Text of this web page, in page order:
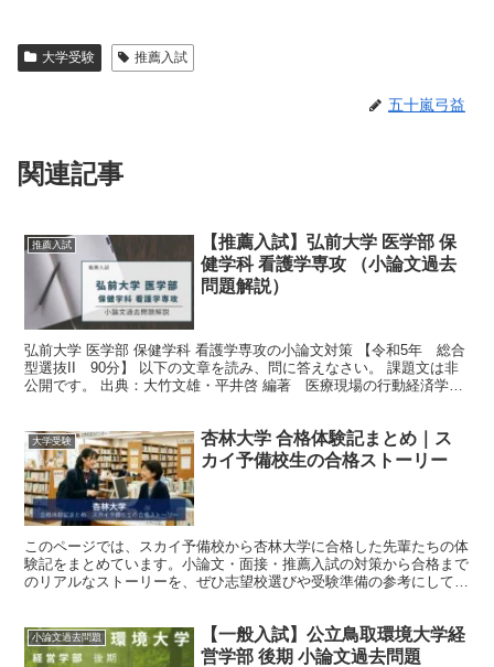
大学受験 推薦入試
五十嵐弓益
関連記事
推薦入試
【推薦入試】弘前大学 医学部 保
健学科 看護学専攻 （小論文過去
問題解説）
弘前大学 医学部 保健学科 看護学専攻の小論文対策 【令和5年 総合
型選抜II 90分】 以下の文章を読み、問に答えなさい。 課題文は非
公開です。 出典：大竹文雄・平井啓 編著 医療現場の行動経済学、
大学受験
杏林大学 合格体験記まとめ｜ス
カイ予備校生の合格ストーリー
このページでは、スカイ予備校から杏林大学に合格した先輩たちの体
験記をまとめています。小論文・面接・推薦入試の対策から合格まで
のリアルなストーリーを、ぜひ志望校選びや受験準備の参考にしてく
小論文過去問題
【一般入試】公立鳥取環境大学経
営学部 後期 小論文過去問題